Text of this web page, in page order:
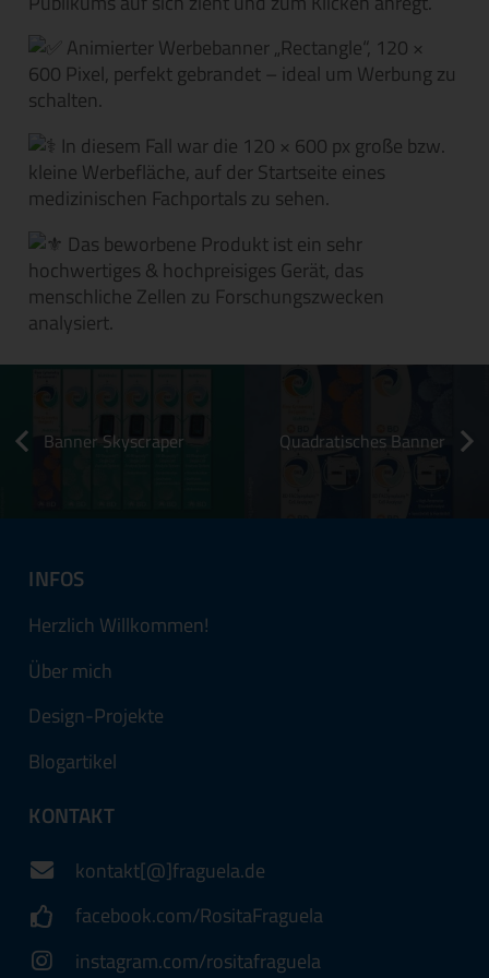
Animierter Werbebanner „Rectangle“, 120 ×
600 Pixel, perfekt gebrandet – ideal um Werbung zu
schalten.
In diesem Fall war die 120 × 600 px große bzw.
kleine Werbefläche, auf der Startseite eines
medizinischen Fachportals zu sehen.
Das beworbene Produkt ist ein sehr
hochwertiges & hochpreisiges Gerät, das
menschliche Zellen zu Forschungszwecken
analysiert.
Banner Skyscraper Quadratisches Banner
INFOS
Herzlich Willkommen!
Über mich
Design-Projekte
Blogartikel
KONTAKT
kontakt[@]fraguela.de
facebook.com/RositaFraguela
instagram.com/rositafraguela